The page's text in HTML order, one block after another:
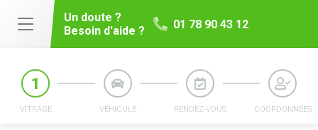
Un doute ?
Besoin d'aide ?
01 78 90 43 12
VITRAGE VÉHICULE RENDEZ-VOUS COORDONNÉES